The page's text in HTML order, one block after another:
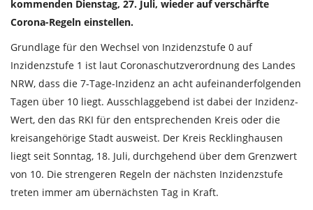
kommenden Dienstag, 27. Juli, wieder auf verschärfte
Corona-Regeln einstellen.
Grundlage für den Wechsel von Inzidenzstufe 0 auf
Inzidenzstufe 1 ist laut Coronaschutzverordnung des Landes
NRW, dass die 7-Tage-Inzidenz an acht aufeinanderfolgenden
Tagen über 10 liegt. Ausschlaggebend ist dabei der Inzidenz-
Wert, den das RKI für den entsprechenden Kreis oder die
kreisangehörige Stadt ausweist. Der Kreis Recklinghausen
liegt seit Sonntag, 18. Juli, durchgehend über dem Grenzwert
von 10. Die strengeren Regeln der nächsten Inzidenzstufe
treten immer am übernächsten Tag in Kraft.